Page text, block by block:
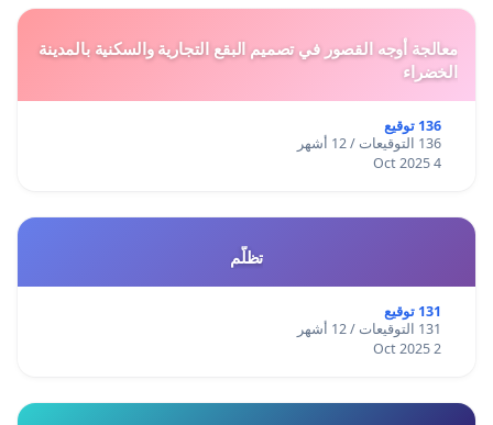
معالجة أوجه القصور في تصميم البقع التجارية والسكنية بالمدينة
الخضراء
136 توقيع
136 التوقيعات / 12 أشهر
4 Oct 2025
تظلّم
131 توقيع
131 التوقيعات / 12 أشهر
2 Oct 2025